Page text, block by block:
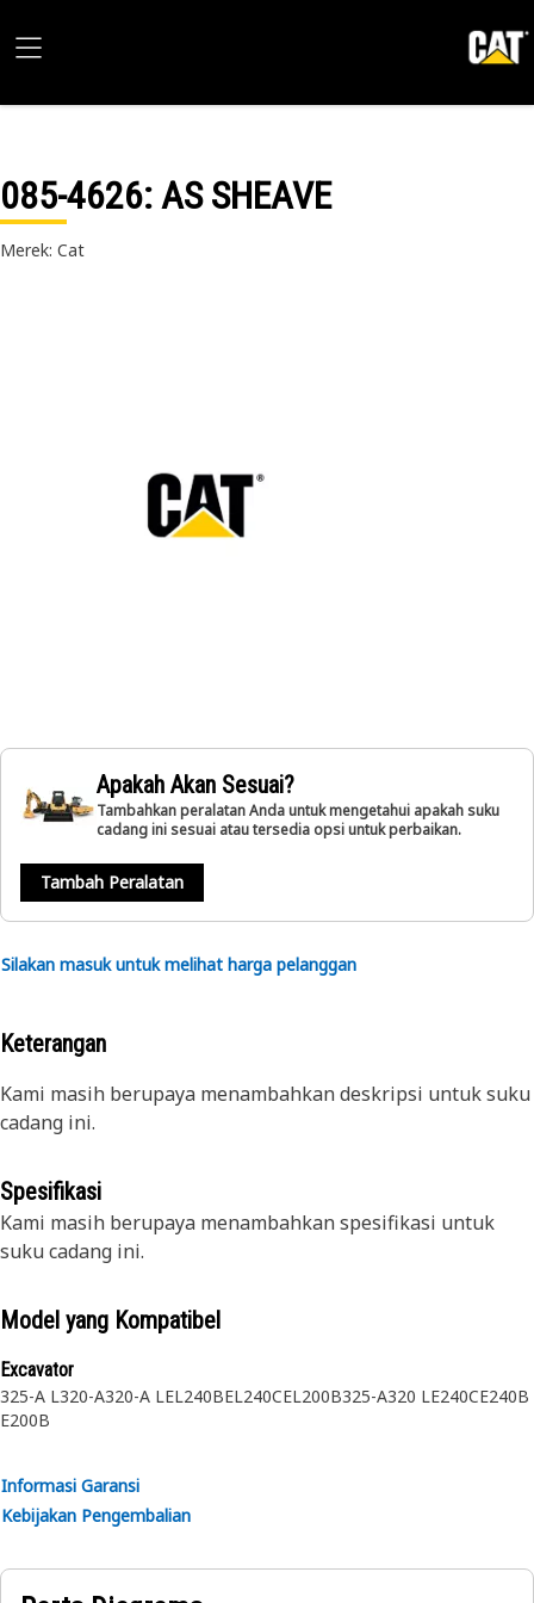
085-4626: AS SHEAVE
Merek: Cat
Apakah Akan Sesuai?
Tambahkan peralatan Anda untuk mengetahui apakah suku
cadang ini sesuai atau tersedia opsi untuk perbaikan.
Tambah Peralatan
Silakan masuk untuk melihat harga pelanggan
Keterangan
Kami masih berupaya menambahkan deskripsi untuk suku
cadang ini.
Spesifikasi
Kami masih berupaya menambahkan spesifikasi untuk
suku cadang ini.
Model yang Kompatibel
Excavator
325-A L320-A320-A LEL240BEL240CEL200B325-A320 LE240CE240B
E200B
Informasi Garansi
Kebijakan Pengembalian